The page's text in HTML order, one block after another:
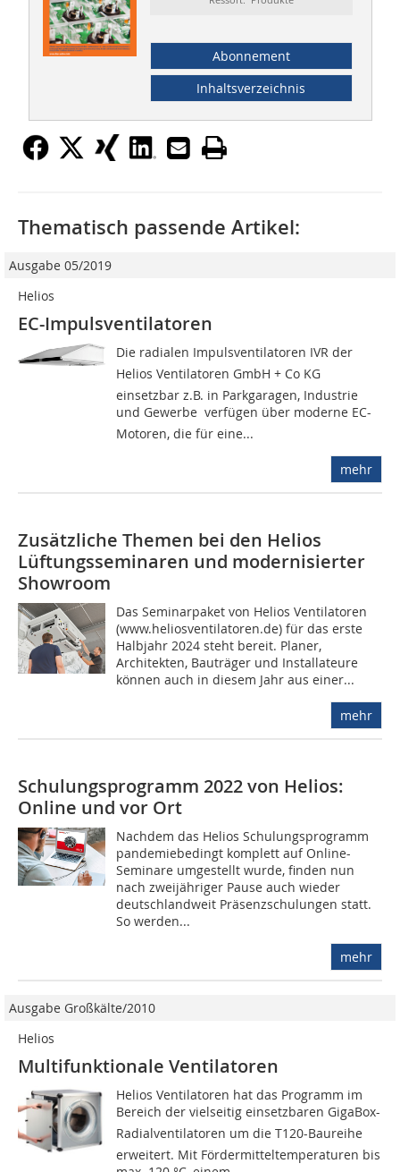
Abonnement
Inhaltsverzeichnis
Thematisch passende Artikel:
Ausgabe 05/2019
Helios
EC-Impulsventilatoren
Die radialen Impulsventilatoren IVR der
Helios Ventilatoren GmbH + Co KG 
einsetzbar z.B. in Parkgaragen, Industrie
und Gewerbe  verfügen über moderne EC-
Motoren, die für eine...
mehr
Zusätzliche Themen bei den Helios
Lüftungsseminaren und modernisierter
Showroom
Das Seminarpaket von Helios Ventilatoren
(www.heliosventilatoren.de) für das erste
Halbjahr 2024 steht bereit. Planer,
Architekten, Bauträger und Installateure
können auch in diesem Jahr aus einer...
mehr
Schulungsprogramm 2022 von Helios:
Online und vor Ort
Nachdem das Helios Schulungsprogramm
pandemiebedingt komplett auf Online-
Seminare umgestellt wurde, finden nun
nach zweijähriger Pause auch wieder
deutschlandweit Präsenzschulungen statt.
So werden...
mehr
Ausgabe Großkälte/2010
Helios
Multifunktionale Ventilatoren
Helios Ventilatoren hat das Programm im
Bereich der vielseitig einsetzbaren GigaBox-
Radialventilatoren um die T120-Baureihe
erweitert. Mit Förder­mittel­temperaturen bis